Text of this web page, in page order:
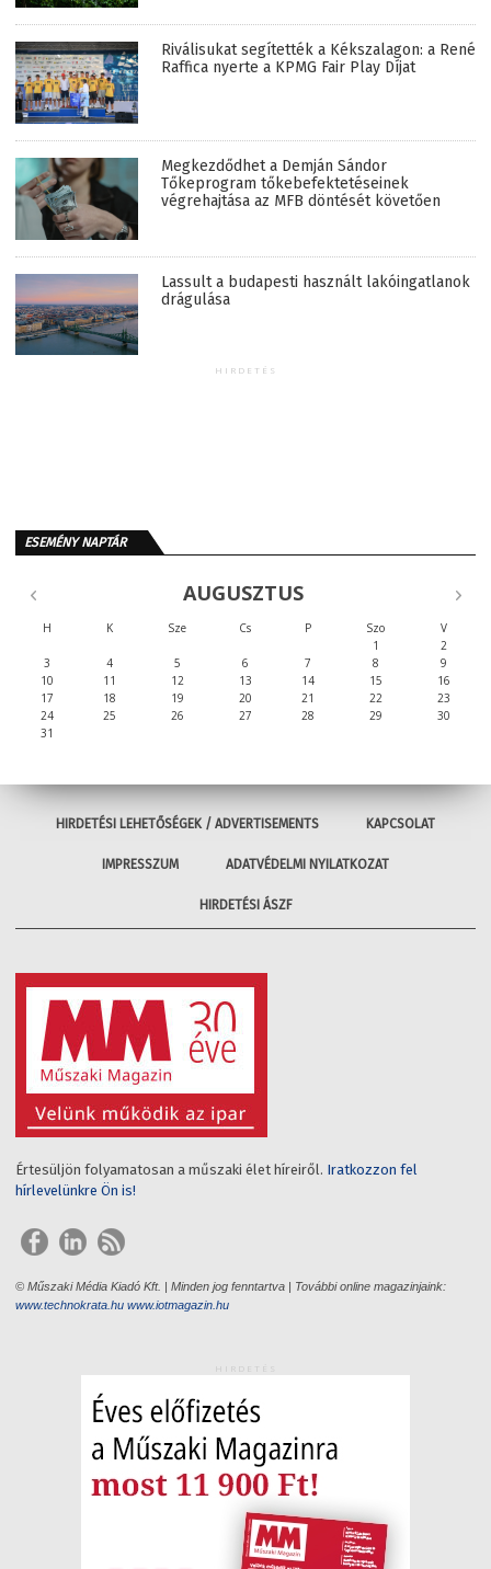
Riválisukat segítették a Kékszalagon: a René
Raffica nyerte a KPMG Fair Play Díjat
Megkezdődhet a Demján Sándor
Tőkeprogram tőkebefektetéseinek
végrehajtása az MFB döntését követően
Lassult a budapesti használt lakóingatlanok
drágulása
HIRDETÉS
ESEMÉNY NAPTÁR
AUGUSZTUS
H K Sze Cs P Szo
V
1
2
3
4 5 6 7 8
9
10
11 12 13 14 15
16
17
18 19 20 21 22
23
24
25 26 27 28 29
30
31
HIRDETÉSI LEHETŐSÉGEK / ADVERTISEMENTS KAPCSOLAT
IMPRESSZUM ADATVÉDELMI NYILATKOZAT
HIRDETÉSI ÁSZF
Értesüljön folyamatosan a műszaki élet híreiről. Iratkozzon fel
hírlevelünkre Ön is!
© Műszaki Média Kiadó Kft. | Minden jog fenntartva | További online magazinjaink:
www.technokrata.hu www.iotmagazin.hu
HIRDETÉS